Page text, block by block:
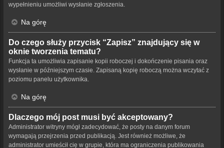
wypełnieniu umożliwi wysłanie zgłoszenia.
Na górę
Do czego służy przycisk “Zapisz” znajdujący się w
oknie tworzenia tematu?
Funkcja ta umożliwia zapisanie kopii roboczej i dokończenie pisania oraz
wysłanie w późniejszym czasie. Zapisaną kopię roboczą można wczytać z
poziomu panelu użytkownika.
Na górę
Dlaczego mój post musi być akceptowany?
Administrator witryny mógł zadecydować, że posty na danym forum
wymagają przejrzenia przed publikacją. Jest również możliwe, że
administrator umieścił cię w grupie, która ma ograniczenia publikowania